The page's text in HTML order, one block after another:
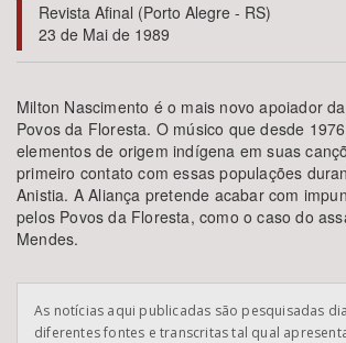
Subtema
Área Protegida
Revista Afinal (Porto Alegre - RS)
23 de Mai de 1989
Milton Nascimento é o mais novo apoiador
Povos da Floresta. O músico que desde
elementos de origem indígena em suas
primeiro contato com essas populações
Anistia. A Aliança pretende acabar com
pelos Povos da Floresta, como o caso do
Mendes.
As notícias aqui publicadas são pesquisadas
diferentes fontes e transcritas tal qual